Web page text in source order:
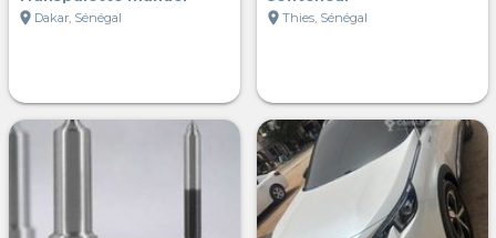
location_on Dakar, Sénégal
location_on Thies, Sénégal